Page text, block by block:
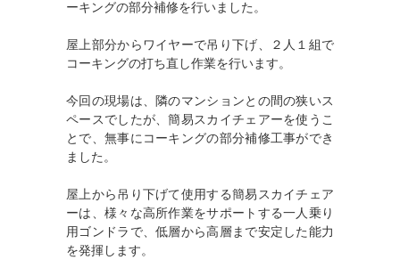
ーキングの部分補修を行いました。
屋上部分からワイヤーで吊り下げ、２人１組で
コーキングの打ち直し作業を行います。
今回の現場は、隣のマンションとの間の狭いス
ペースでしたが、簡易スカイチェアーを使うこ
とで、無事にコーキングの部分補修工事ができ
ました。
屋上から吊り下げて使用する簡易スカイチェア
ーは、様々な高所作業をサポートする一人乗り
用ゴンドラで、低層から高層まで安定した能力
を発揮します。